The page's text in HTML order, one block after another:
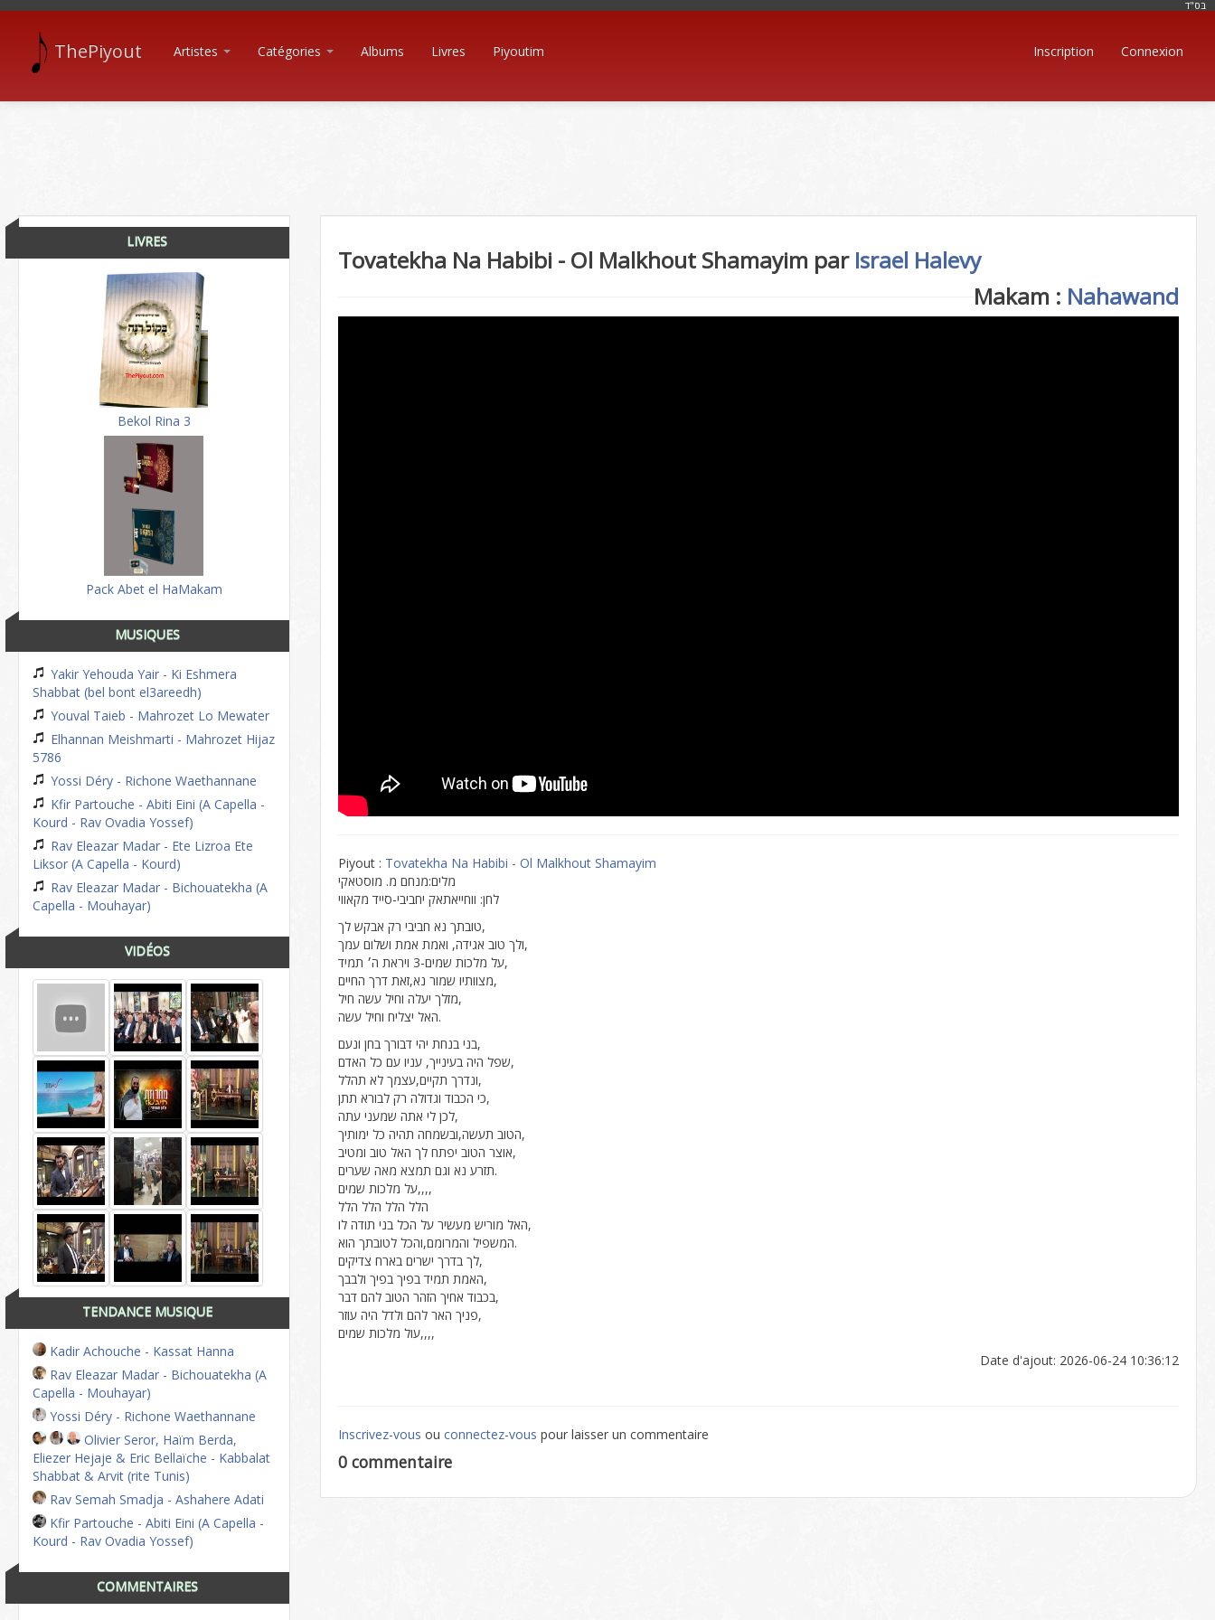
בּס"ד
ThePiyout Artistes Catégories Albums Livres Piyoutim Inscription Connexion
LIVRES
Bekol Rina 3
Pack Abet el HaMakam
MUSIQUES
Yakir Yehouda Yair - Ki Eshmera
Shabbat (bel bont el3areedh)
Youval Taieb - Mahrozet Lo Mewater
Elhannan Meishmarti - Mahrozet Hijaz
5786
Yossi Déry - Richone Waethannane
Kfir Partouche - Abiti Eini (A Capella -
Kourd - Rav Ovadia Yossef)
Rav Eleazar Madar - Ete Lizroa Ete
Liksor (A Capella - Kourd)
Rav Eleazar Madar - Bichouatekha (A
Capella - Mouhayar)
VIDÉOS
TENDANCE MUSIQUE
Kadir Achouche - Kassat Hanna
Rav Eleazar Madar - Bichouatekha (A
Capella - Mouhayar)
Yossi Déry - Richone Waethannane
Olivier Seror, Haïm Berda,
Eliezer Hejaje & Eric Bellaïche - Kabbalat
Shabbat & Arvit (rite Tunis)
Rav Semah Smadja - Ashahere Adati
Kfir Partouche - Abiti Eini (A Capella -
Kourd - Rav Ovadia Yossef)
COMMENTAIRES
Tovatekha Na Habibi - Ol Malkhout Shamayim par Israel Halevy
Makam : Nahawand
Piyout : Tovatekha Na Habibi - Ol Malkhout Shamayim
מלים:מנחם מ. מוסטאקי
לחן: ווחייאתאק יחביבי-סייד מקאווי
טובתך נא חביבי רק אבקש לך,
ולך טוב אגידה, ואמת אמת ושלום עמך,
על מלכות שמים-3 ויראת ה׳ תמיד,
מצוותיו שמור נא,זאת דרך החיים,
מזלך יעלה וחיל עשה חיל,
האל יצליח וחיל עשה.
בני בנחת יהי דבורך בחן ונעם,
שפל היה בעינייך, עניו עם כל האדם,
ונדרך תקיים,עצמך לא תהלל,
כי הכבוד וגדולה רק לבורא תתן,
לכן לי אתה שמעני עתה,
הטוב תעשה,ובשמחה תהיה כל ימותיך,
אוצר הטוב יפתח לך האל טוב ומטיב,
תזרע נא וגם תמצא מאה שערים.
על מלכות שמים,,,,
הלל הלל הלל הלל
האל מוריש מעשיר על הכל בני תודה לו,
המשפיל והמרומם,והכל לטובתך הוא.
לך בדרך ישרים בארח צדיקים,
האמת תמיד בפיך בפיך ולבבך,
בכבוד אחיך הזהר הטוב להם דבר,
פניך האר להם ולדל היה עוזר,
עול מלכות שמים,,,,
Date d'ajout: 2026-06-24 10:36:12
Inscrivez-vous ouconnectez-vous pour laisser un commentaire
0 commentaire